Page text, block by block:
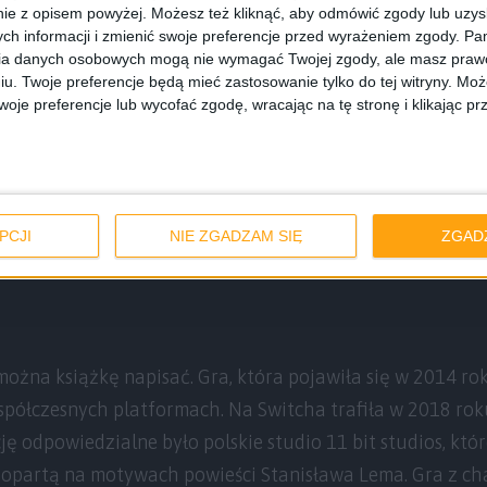
z opisem powyżej. Możesz też kliknąć, aby odmówić zgody lub
informacji i zmienić swoje preferencje przed wyrażeniem zgody.
danych osobowych mogą nie wymagać Twojej zgody, ale masz
Twoje preferencje będą mieć zastosowanie tylko do tej witryny.
preferencje lub wycofać zgodę, wracając na tę stronę i klikając
NIE ZGADZAM SIĘ
można mieć za 16,49 złotych, a wersja
jest to najniższa cena jaka kiedykolwiek była
z niższych, bo ostatni raz Moonlighter w tej cenie był
do 26 lutego.
Complete Edition
książkę napisać. Gra, która pojawiła się w 2014
platformach. Na Switcha trafiła w 2018
odpowiedzialne było polskie studio 11 bit studios,
na motywach powieści Stanisława Lema. Gra z